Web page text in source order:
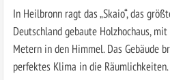
In Heilbronn ragt das „Skaio“, das
Deutschland gebaute Holzhochaus,
Metern in den Himmel. Das Gebäude
perfektes Klima in die Räumlichkeiten.